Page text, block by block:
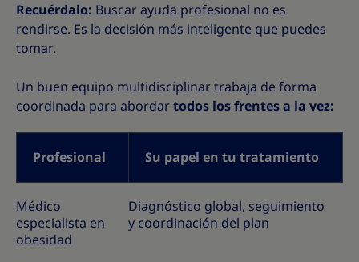
Recuérdalo: Buscar ayuda profesional no es
rendirse. Es la decisión más inteligente que puedes
tomar.
Un buen equipo multidisciplinar trabaja de forma
coordinada para abordartodos los frentes a la vez:
Profesional Su papel en tu tratamiento
Médico
especialista en
obesidad
Diagnóstico global, seguimiento
y coordinación del plan